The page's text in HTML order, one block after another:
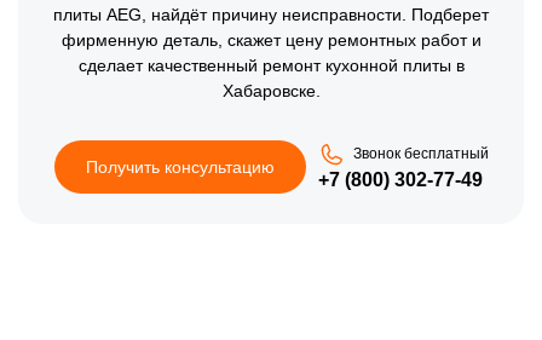
плиты AEG, найдёт причину неисправности. Подберет
фирменную деталь, скажет цену ремонтных работ и
сделает качественный ремонт кухонной плиты в
Хабаровске.
Получить консультацию
Звонок бесплатный
+7 (800) 302-77-49